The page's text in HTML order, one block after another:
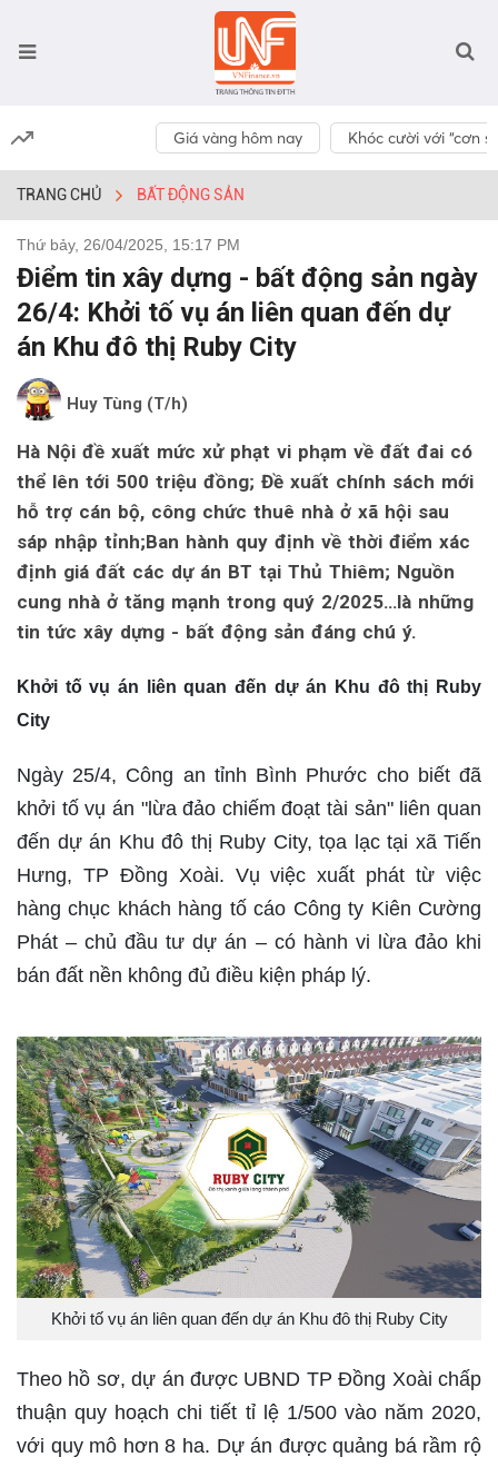
Giá vàng hôm nay Khóc cười với “cơn
TRANG CHỦ BẤT ĐỘNG SẢN
Thứ bảy, 26/04/2025, 15:17 PM
Điểm tin xây dựng - bất động sản ngày
26/4: Khởi tố vụ án liên quan đến dự
án Khu đô thị Ruby City
Huy Tùng (T/h)
Hà Nội đề xuất mức xử phạt vi phạm về đất đai có
thể lên tới 500 triệu đồng; Đề xuất chính sách mới
hỗ trợ cán bộ, công chức thuê nhà ở xã hội sau
sáp nhập tỉnh;Ban hành quy định về thời điểm xác
định giá đất các dự án BT tại Thủ Thiêm; Nguồn
cung nhà ở tăng mạnh trong quý 2/2025…là những
tin tức xây dựng - bất động sản đáng chú ý.
Khởi tố vụ án liên quan đến dự án Khu đô thị Ruby
City
Ngày 25/4, Công an tỉnh Bình Phước cho biết đã
khởi tố vụ án "lừa đảo chiếm đoạt tài sản" liên quan
đến dự án Khu đô thị Ruby City, tọa lạc tại xã Tiến
Hưng, TP Đồng Xoài. Vụ việc xuất phát từ việc
hàng chục khách hàng tố cáo Công ty Kiên Cường
Phát – chủ đầu tư dự án – có hành vi lừa đảo khi
bán đất nền không đủ điều kiện pháp lý.
Khởi tố vụ án liên quan đến dự án Khu đô thị Ruby City
Theo hồ sơ, dự án được UBND TP Đồng Xoài chấp
thuận quy hoạch chi tiết tỉ lệ 1/500 vào năm 2020,
với quy mô hơn 8 ha. Dự án được quảng bá rầm rộ